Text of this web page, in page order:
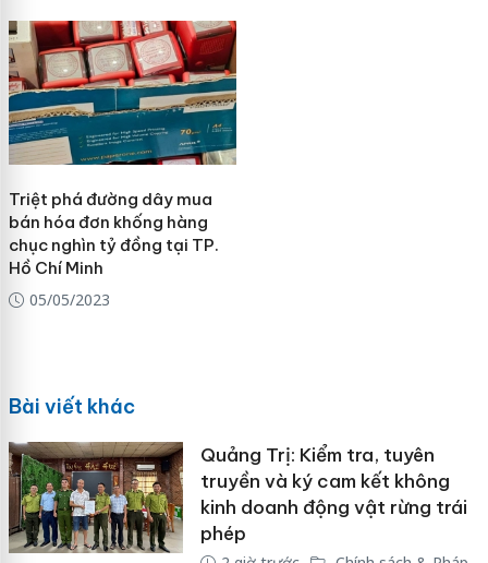
Triệt phá đường dây mua
bán hóa đơn khống hàng
chục nghìn tỷ đồng tại TP.
Hồ Chí Minh
05/05/2023
Bài viết khác
Quảng Trị: Kiểm tra, tuyên
truyền và ký cam kết không
kinh doanh động vật rừng trái
phép